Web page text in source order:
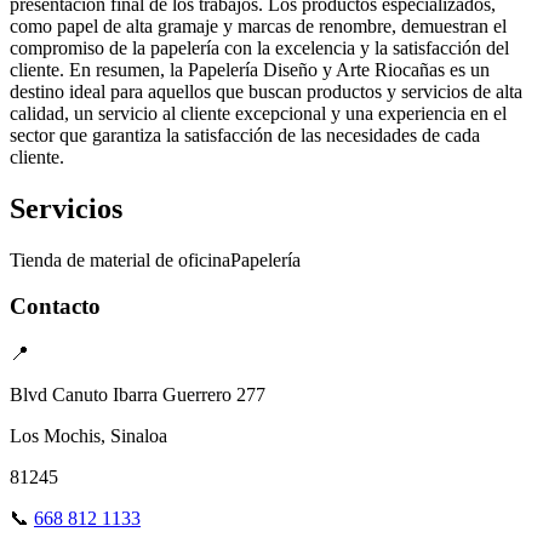
como papel de alta gramaje y marcas de renombre, demuestran el
compromiso de la papelería con la excelencia y la satisfacción del
cliente. En resumen, la Papelería Diseño y Arte Riocañas es un
destino ideal para aquellos que buscan productos y servicios de alta
calidad, un servicio al cliente excepcional y una experiencia en el
sector que garantiza la satisfacción de las necesidades de cada
cliente.
Servicios
Tienda de material de oficinaPapelería
Contacto
📍
Blvd Canuto Ibarra Guerrero 277
Los Mochis, Sinaloa
81245
📞 668 812 1133